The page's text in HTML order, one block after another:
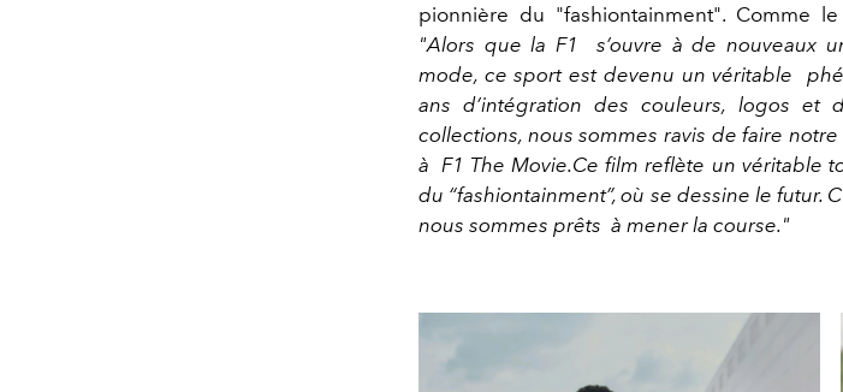
pionnière du "fashiontainment". Comme le
"Alors que la F1 s’ouvre à de nouveaux
mode, ce sport est devenu un véritable
ans d’intégration des couleurs, logos
collections, nous sommes ravis de faire
à F1 The Movie.Ce film reflète un véritable
du “fashiontainment”, où se dessine le futur.
nous sommes prêts à mener la course."